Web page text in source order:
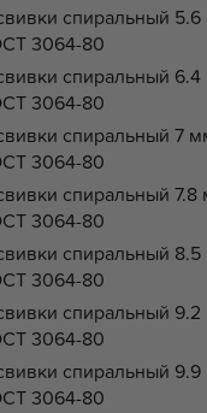
спиральный
3064-80
спиральный
3064-80
спиральный 7
3064-80
спиральный
3064-80
спиральный
3064-80
спиральный
3064-80
спиральный
3064-80